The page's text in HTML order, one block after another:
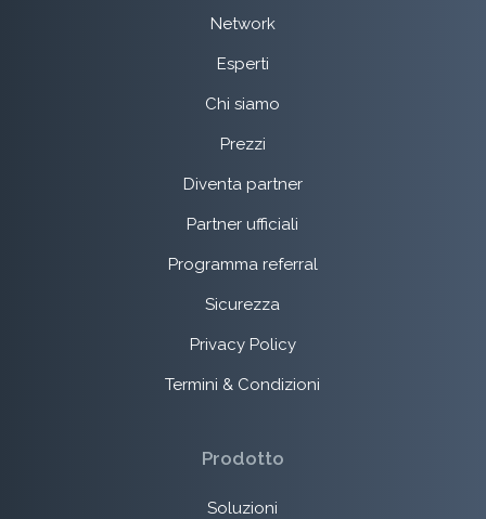
Network
Esperti
Chi siamo
Prezzi
Diventa partner
Partner ufficiali
Programma referral
Sicurezza
Privacy Policy
Termini & Condizioni
Prodotto
Soluzioni